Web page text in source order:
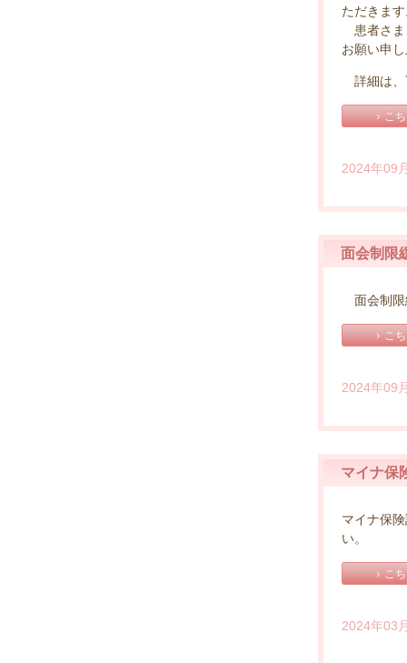
ただきま
患者さま
お願い申
詳細は、
こ
2024年09
面会制限
面会制限
こ
2024年09
マイナ保
マイナ保
い。
こ
2024年03